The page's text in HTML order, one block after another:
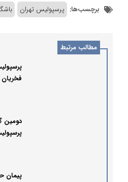
برچسب‌ها: پرسپولیس تهران
مطالب مرتبط
دومین
پیمان